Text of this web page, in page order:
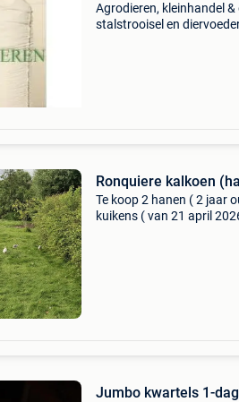
Agrodieren, kleinhandel
stalstrooisel en
Ronquiere kalkoen
Te koop 2 hanen ( 2 jaar
kuikens ( van 21 april
Jumbo kwartels 1-